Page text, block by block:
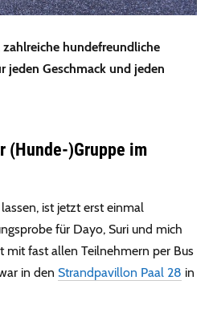
zahlreiche hundefreundliche
jeden Geschmack und jeden
(Hunde-)Gruppe im
ist jetzt erst einmal
für Dayo, Suri und mich
mit fast allen Teilnehmern per Bus
in den Strandpavillon Paal 28 in